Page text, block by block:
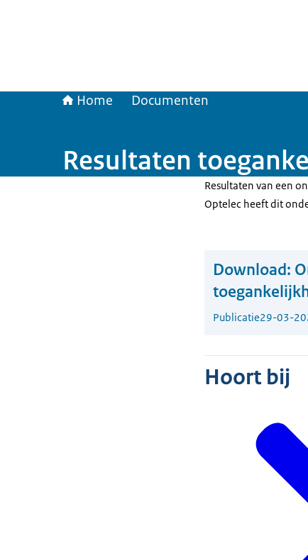
Home Documenten
Resultaten
Resultaten van een
Optelec heeft dit
Download:
Publicatie29-03-
Hoort bij